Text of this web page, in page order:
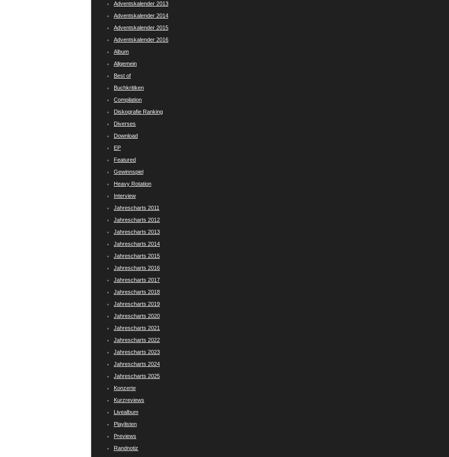
Adventskalender 2013
Adventskalender 2014
Adventskalender 2015
Adventskalender 2016
Album
Allgemein
Best of
Buchkritiken
Compilation
Diskografie Ranking
Diverses
Download
EP
Featured
Gewinnspiel
Heavy Rotation
Interview
Jahrescharts 2011
Jahrescharts 2012
Jahrescharts 2013
Jahrescharts 2014
Jahrescharts 2015
Jahrescharts 2016
Jahrescharts 2017
Jahrescharts 2018
Jahrescharts 2019
Jahrescharts 2020
Jahrescharts 2021
Jahrescharts 2022
Jahrescharts 2023
Jahrescharts 2024
Jahrescharts 2025
Konzerte
Kurzreviews
Livealbum
Playlisten
Previews
Randnotiz